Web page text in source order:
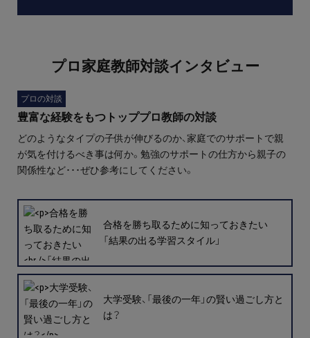
プロ家庭教師対談インタビュー
プロの対談
豊富な経験をもつトッププロ教師の対談
どのようなタイプの子供が伸びるのか、家庭でのサポートで親
が気を付けるべき事は何か。勉強のサポートの仕方から親子の
関係性など･･･ぜひ参考にしてください。
合格を勝ち取るために知っておきたい
「結果の出る学習スタイル」
大学受験、「最後の一年」の賢い過ごし方と
は？